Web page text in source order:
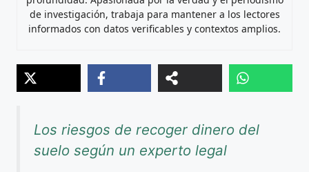
de investigación, trabaja para mantener a los lectores
informados con datos verificables y contextos amplios.
Los riesgos de recoger dinero del
suelo según un experto legal